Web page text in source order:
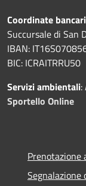
Coordinate
Succursale di San
IBAN:
BIC: ICRAITRRU50
Servizi ambientali:
Sportello Online
Prenotazione
Segnalazione